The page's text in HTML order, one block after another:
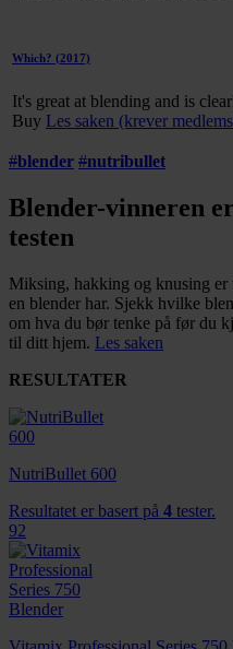
Which? (2017)
It's great at blending and is
Buy Les saken (krever
#blender #nutribullet
Blender-vinneren
testen
Miksing, hakking og knusing er
en blender har. Sjekk hvilke
om hva du bør tenke på før du
til ditt hjem. Les saken
RESULTATER
NutriBullet 600
Resultatet er basert på 4 tester.
92